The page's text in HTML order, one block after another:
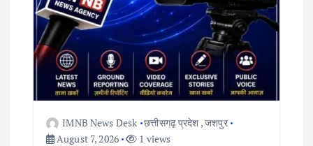
IMNB News Desk छत्तीसगढ़ प्रदेश ,जशपुर
August 7, 2026
1 views